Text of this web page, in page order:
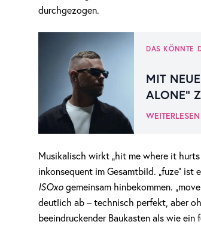
durchgezogen.
DAS KÖNNTE
MIT
ALONE“
WEITERLESEN
Musikalisch wirkt „hit me where it
inkonsequent im Gesamtbild. „fuze”
ISOxo gemeinsam hinbekommen.
deutlich ab – technisch perfekt, aber
beeindruckender Baukasten als wie ein